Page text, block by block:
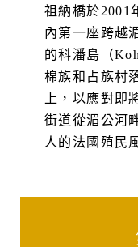
祖納橋於2001
內第一座跨越
的科潘島（
棉族和占族村
上，以應對即
街道從湄公河
人的法國殖民